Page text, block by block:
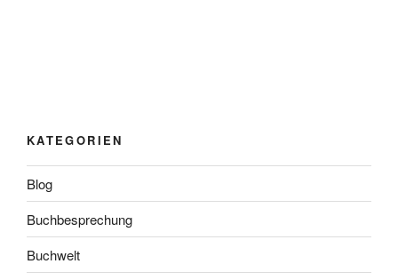
KATEGORIEN
Blog
Buchbesprechung
Buchwelt